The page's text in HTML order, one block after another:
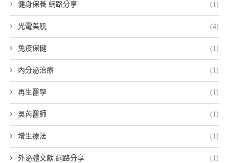
健身保養 網路分享 (1)
光電美肌 (4)
免疫保健 (1)
內分泌治療 (1)
再生醫學 (1)
吳芮醫師 (1)
增生療法 (1)
外泌體文獻 網路分享 (1)